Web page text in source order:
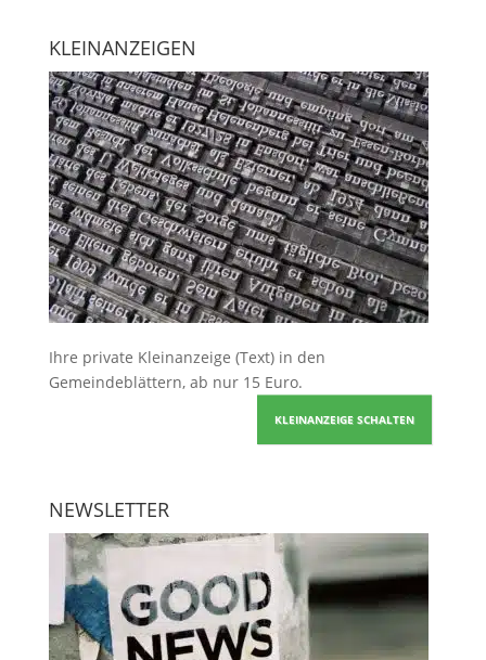
KLEINANZEIGEN
Ihre private Kleinanzeige (Text) in den
Gemeindeblättern, ab nur 15 Euro.
KLEINANZEIGE SCHALTEN
NEWSLETTER